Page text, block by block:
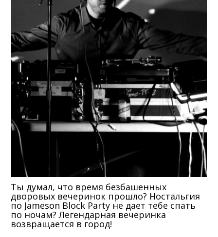
Ты думал, что время безбашенных
дворовых вечеринок прошло? Ностальгия
по Jameson Block Party не дает тебе спать
по ночам? Легендарная вечеринка
возвращается в город!